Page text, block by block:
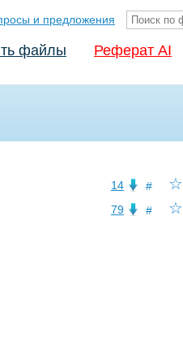
и предложения
файлы Реферат AI
☆
#
14
☆
#
79